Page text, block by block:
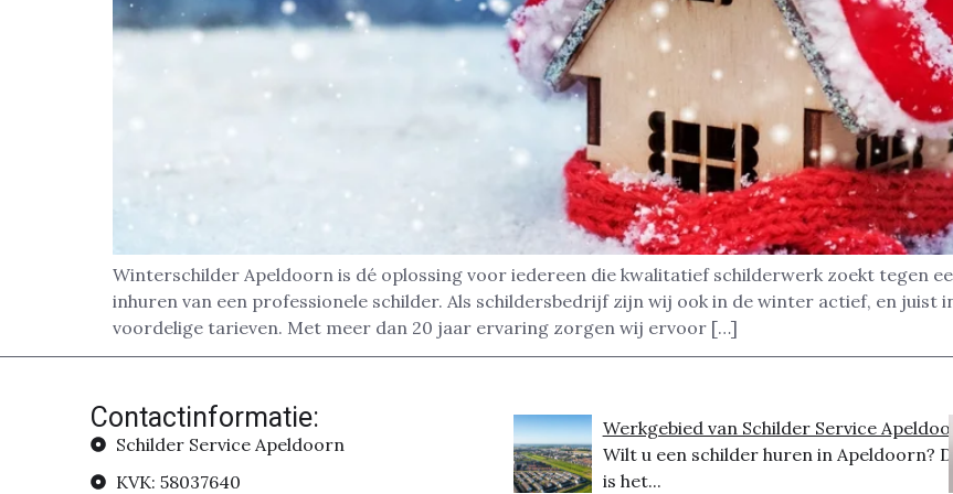
Winterschilder Apeldoorn is dé oplossing voor iedereen die kwalitatief schilderwerk zoekt tegen
inhuren van een professionele schilder. Als schildersbedrijf zijn wij ook in de winter actief, en juist
voordelige tarieven. Met meer dan 20 jaar ervaring zorgen wij ervoor […]
Contactinformatie:
Schilder Service Apeldoorn
KVK: 58037640
Werkgebied van Schilder Service
Wilt u een schilder huren in Apeldoorn?
is het...